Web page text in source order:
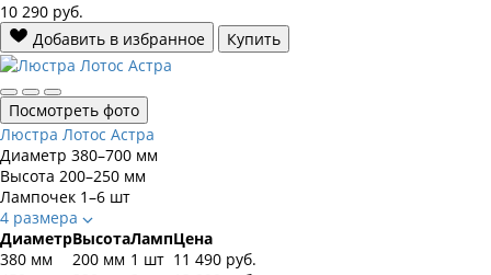
10 290 руб.
Добавить в избранное
Купить
Посмотреть фото
Люстра Лотос Астра
Диаметр 380–700 мм
Высота 200–250 мм
Лампочек 1–6 шт
4 размера
ДиаметрВысотаЛампЦена
380 мм
200 мм 1 шт 11 490 руб.